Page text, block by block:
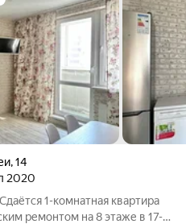
,14
2020
1-комнатная квартира
ремонтом на 8 этаже в 17-